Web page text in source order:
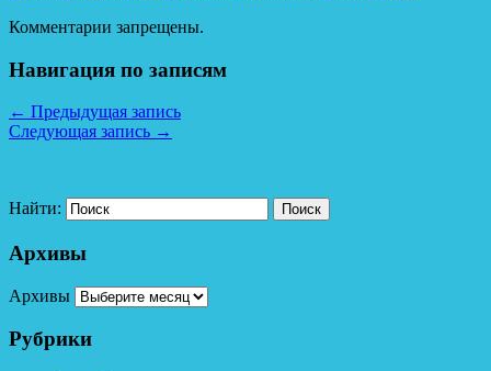
Комментарии запрещены.
Навигация по записям
← Предыдущая запись
Следующая запись →
Найти:
Архивы
Архивы
Рубрики